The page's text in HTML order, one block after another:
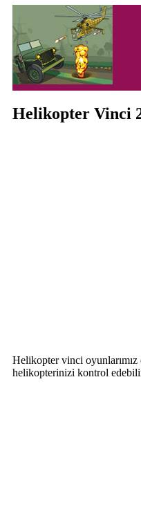
Helikopter Vinci
Helikopter vinci
helikopterinizi kontrol